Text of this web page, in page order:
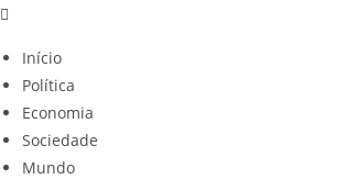
Início
Política
Economia
Sociedade
Mundo